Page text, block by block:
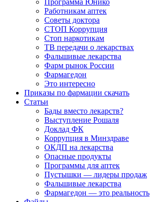
Работникам аптек
Советы доктора
СТОП Коррупция
Стоп наркотикам
ТВ передачи о лекарствах
Фальшивые лекарства
Фарм рынок России
Фармагедон
Это интересно
Приказы по фармации скачать
Статьи
Бады вместо лекарств?
Выступление Рошаля
Доклад ФК
Коррупция в Минздраве
ОКДП на лекарства
Опасные продукты
Программы для аптек
Пустышки — лидеры продаж
Фальшивые лекарства
Фармагедон — это реальность